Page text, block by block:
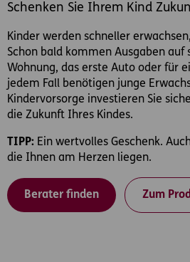
Schenken Sie Ihrem Kind
Kinder werden schneller
Schon bald kommen Ausgaben auf
Wohnung, das erste Auto oder für
jedem Fall benötigen junge
Kindervorsorge investieren Sie
die Zukunft Ihres Kindes.
TIPP: Ein wertvolles Geschenk.
die Ihnen am Herzen liegen.
Berater finden Zum